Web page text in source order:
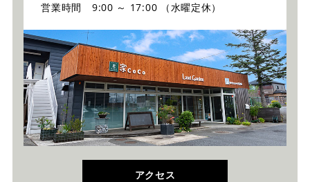
営業時間 9:00 ～ 17:00 （水曜定休）
アクセス